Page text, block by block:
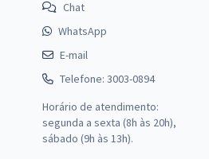
Chat
WhatsApp
E-mail
Telefone: 3003-0894
Horário de atendimento:
segunda a sexta (8h às 20h),
sábado (9h às 13h).